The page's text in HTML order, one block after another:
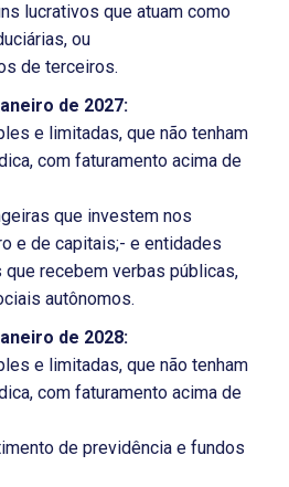
lucrativos que atuam como
ou
de terceiros.
de 2027:
e limitadas, que não tenham
com faturamento acima de
que investem nos
e de capitais;- e entidades
recebem verbas públicas,
autônomos.
de 2028:
e limitadas, que não tenham
com faturamento acima de
de previdência e fundos